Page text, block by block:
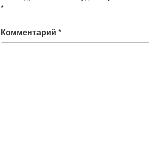
*
Комментарий *